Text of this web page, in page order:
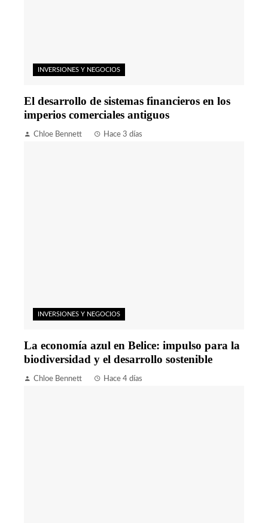
INVERSIONES Y NEGOCIOS
El desarrollo de sistemas financieros en los
imperios comerciales antiguos
Chloe Bennett Hace 3 días
INVERSIONES Y NEGOCIOS
La economía azul en Belice: impulso para la
biodiversidad y el desarrollo sostenible
Chloe Bennett Hace 4 días